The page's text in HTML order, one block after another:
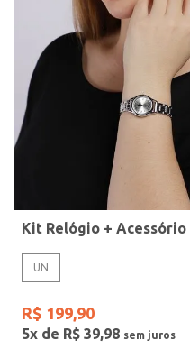
UN
R$ 199,90
5x de R$ 39,98